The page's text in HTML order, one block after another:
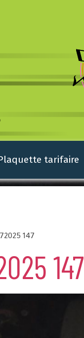
tarifaire
147
147